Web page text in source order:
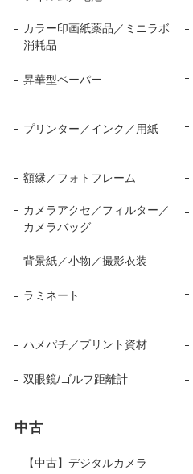
カラー印画紙薬品／ミニラボ
消耗品
昇華型ペーパー
プリンター／インク／用紙
額縁／フォトフレーム
カメラアクセ／フィルター／
カメラバッグ
背景紙／小物／撮影衣装
ラミネート
ハメパチ／プリント資材
双眼鏡/ゴルフ距離計
中古
【中古】デジタルカメラ